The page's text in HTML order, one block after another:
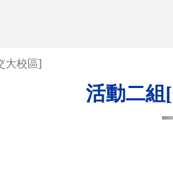
大校區]
活動二組